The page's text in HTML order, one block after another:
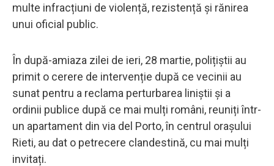
multe infracțiuni de violență, rezistență și rănirea
unui oficial public.
În după-amiaza zilei de ieri, 28 martie, polițiștii au
primit o cerere de intervenție după ce vecinii au
sunat pentru a reclama perturbarea liniștii și a
ordinii publice după ce mai mulți români, reuniți într-
un apartament din via del Porto, în centrul orașului
Rieti, au dat o petrecere clandestină, cu mai mulți
invitați.